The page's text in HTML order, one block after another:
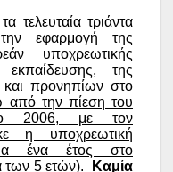
τελευταία τριάντα
εφαρμογή της
υποχρεωτικής
της
προνηπίων στο
από την πίεση του
το 2006, με τον
η υποχρεωτική
ένα έτος στο
των 5 ετών).
Καμία